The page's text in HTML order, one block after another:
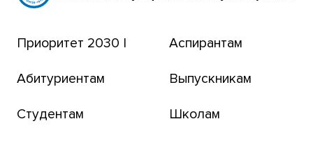
Томский региональный центр коллективного
Транссибирский научный путь
Приоритет 2030 |
Абитуриентам
Студентам
Аспирантам
Выпускникам
Школам